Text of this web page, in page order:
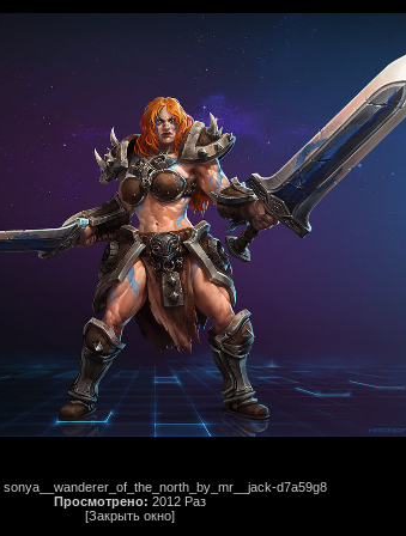
sonya__wanderer_of_the_north_by_mr__jack-d7a59g8
Просмотрено: 2012 Раз
[Закрыть окно]